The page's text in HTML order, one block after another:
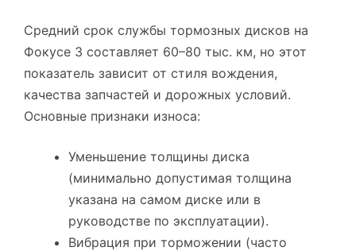
Средний срок службы тормозных дисков на
Фокусе 3 составляет 60–80 тыс. км, но этот
показатель зависит от стиля вождения,
качества запчастей и дорожных условий.
Основные признаки износа:
Уменьшение толщины диска
(минимально допустимая толщина
указана на самом диске или в
руководстве по эксплуатации).
Вибрация при торможении (часто